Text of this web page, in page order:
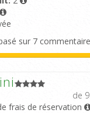
sur 7
de
frais de réservation